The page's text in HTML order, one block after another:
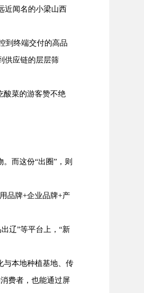
近闻名的小梁山西
到终端交付的高品
供应链的层层筛
酸菜的游客赞不绝
而这份“出圈”，则
品牌+企业品牌+产
辽”等平台上，“新
本地种植基地、传
费者，也能通过屏